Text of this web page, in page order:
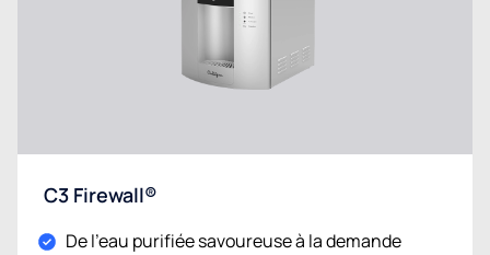
C3 Firewall®
De l'eau purifiée savoureuse à la demande